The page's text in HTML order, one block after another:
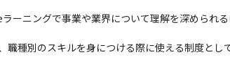
ーニングで事業や業界について理解を深められ
種別のスキルを身につける際に使える制度とし